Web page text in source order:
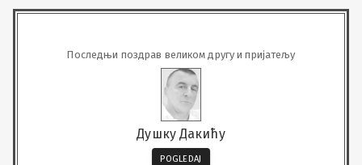
Последњи поздрав великом другу и пријатељу
Душку Дакићу
POGLEDAJ